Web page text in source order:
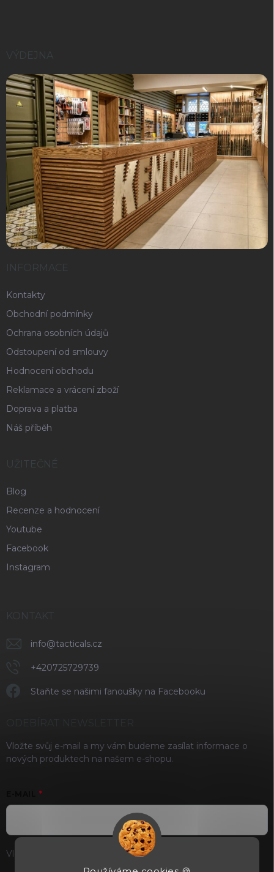
VÝDEJNA
INFORMACE
Kontakty
Obchodní podmínky
Ochrana osobních údajů
Odstoupení od smlouvy
Hodnocení obchodu
Reklamace a vrácení zboží
Doprava a platba
Náš příběh
UŽITEČNÉ
Blog
Recenze a hodnocení
Youtube
Facebook
Instagram
KONTAKT
info@tacticals.cz
+420725729739
Staňte se našimi fanoušky na Facebooku
Vložte svůj e-mail a my vám budeme zasílat informace o
nových produktech na našem e-shopu.
Vložením e-mailu souhlasíte spodmínkami ochrany osobních